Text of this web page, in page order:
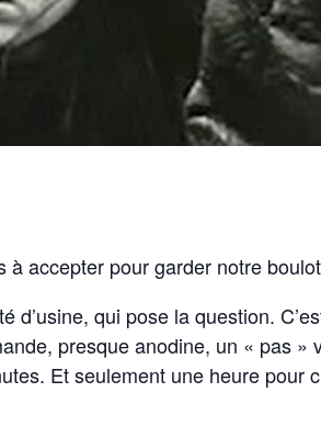
à accepter pour garder notre
d’usine, qui pose la question.
presque anodine, un « pas
Et seulement une heure pour